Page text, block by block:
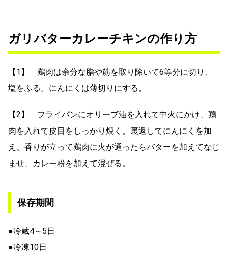
ガリバターカレーチキンの作り方
【1】 鶏肉は余分な脂や筋を取り除いて6等分に切り、
塩をふる。にんにくは薄切りにする。
【2】 フライパンにオリーブ油を入れて中火にかけ、鶏
肉を入れて皮目をしっかり焼く。裏返してにんにくを加
え、香りが立って鶏肉に火が通ったらバターを加えてなじ
ませ、カレー粉を加えて混ぜる。
保存期間
●冷蔵4～5日
●冷凍10日